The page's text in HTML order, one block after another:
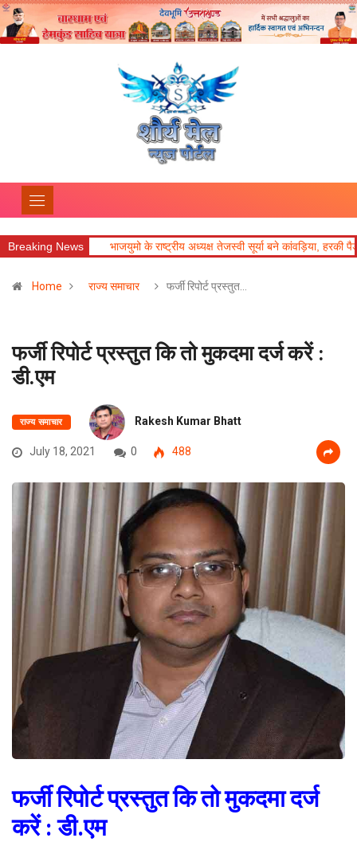
Breaking News
भाजयुमो के राष्ट्रीय अध्यक्ष तेजस्वी सूर्या बने कांवड़िया, हरकी पैड़ी से ऋषिकेश तक
Home राज्य समाचार फर्जी रिपोर्ट प्रस्तुत…
फर्जी रिपोर्ट प्रस्तुत कि तो मुकदमा दर्ज करें :
डी.एम
राज्य समाचार Rakesh Kumar Bhatt
July 18, 2021 0 488
फर्जी रिपोर्ट प्रस्तुत कि तो मुकदमा दर्ज
करें : डी.एम